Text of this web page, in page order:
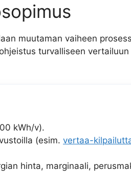
muutaman vaiheen
turvalliseen vertailuun
kWh/v).
(esim. vertaa-
hinta, marginaali,